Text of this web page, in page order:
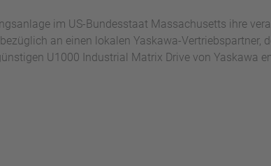
im US-Bundesstaat Massachusetts ihre
an einen lokalen Yaskawa-Vertriebspartner,
U1000 Industrial Matrix Drive von Yaskawa